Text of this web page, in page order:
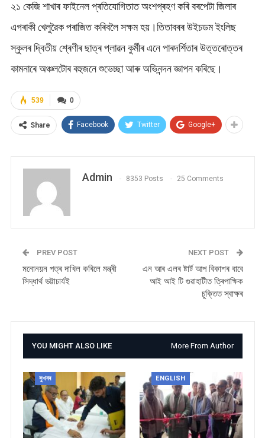
২১ কেজি শাখাৰ ফাইনেল প্ৰতিযোগিতাত অংশগ্ৰহণ কৰি বৰপেটা জিলাৰ
এগৰাকী খেলুৱৈক পৰাজিত কৰিবলৈ সক্ষম হয়।তিতাবৰৰ উইচডম ইংলিছ
স্কুলৰ দ্বিতীয় শ্ৰেণীৰ ছাত্ৰ প্লাৱন কুৰ্মীৰ এনে পাৰদৰ্শিতাৰ উত্তৰোত্তৰ
কামনাৰে অঞ্চলটোৰ বহুজনে শুভেচ্ছা আৰু অভিনন্দন জ্ঞাপন কৰিছে।
0
539
Share Facebook Twitter Google+
Admin 8353 Posts 25 Comments
PREV POST
মনোনয়ন পত্ৰ দাখিল কৰিলে মন্ত্ৰী
সিদ্ধাৰ্থ ভট্টাচাৰ্যই
NEXT POST
এন আৰ এলৰ ষ্টাৰ্ট আপ বিকাশৰ বাবে
আই আই টি গুৱাহাটীত ত্ৰিপাক্ষিক
চুক্তিত স্বাক্ষৰ
YOU MIGHT ALSO LIKE More From Author
সুখবৰ ENGLISH